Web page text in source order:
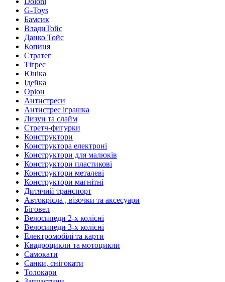
G-Toys
Бамсик
ВладиТойс
Данко Тойс
Копиця
Стратег
Тігрес
Юніка
Ідейка
Оріон
Антистреси
Антистрес іграшка
Лизун та слайм
Стретч-фигурки
Конструктори
Конструктора електроні
Конструктори для малюків
Конструктори пластикові
Конструктори металеві
Конструктори магнітні
Дитячий транспорт
Автокрісла , візочки та аксесуари
Біговел
Велосипеди 2-х колісні
Велосипеди 3-х колісні
Електромобілі та карти
Квадроцикли та мотоцикли
Самокати
Санки, снігокати
Толокари